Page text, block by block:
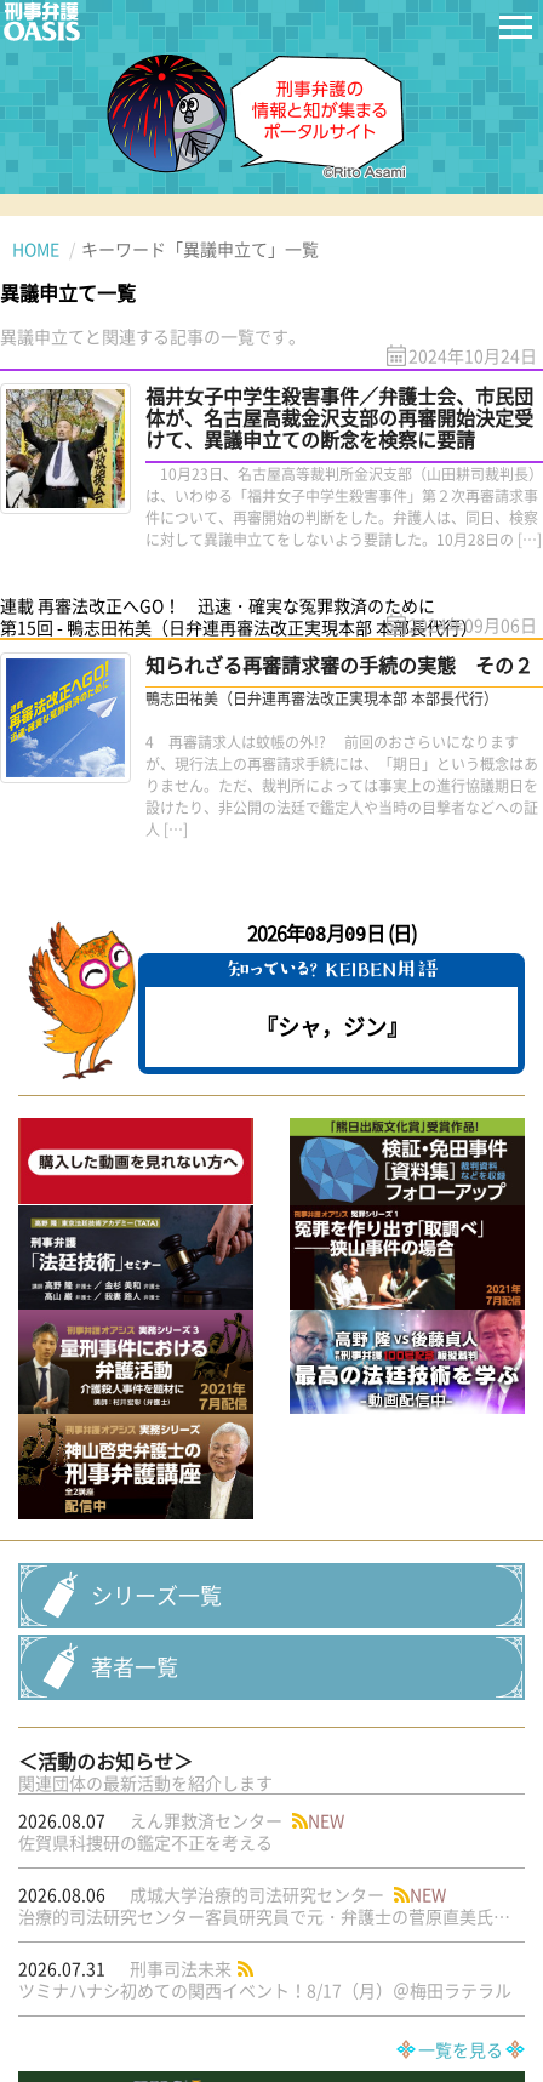
HOME キーワード「異議申立て」一覧
異議申立て一覧
異議申立てと関連する記事の一覧です。
2024年10月24日
福井女子中学生殺害事件／弁護士会、市民団
体が、名古屋高裁金沢支部の再審開始決定受
けて、異議申立ての断念を検察に要請
10月23日、名古屋高等裁判所金沢支部（山田耕司裁判長）
は、いわゆる「福井女子中学生殺害事件」第２次再審請求事
件について、再審開始の判断をした。弁護人は、同日、検察
に対して異議申立てをしないよう要請した。10月28日の […]
連載 再審法改正へGO！ 迅速・確実な冤罪救済のために
第15回 - 鴨志田祐美（日弁連再審法改正実現本部 本部長代行）
2024年09月06日
知られざる再審請求審の手続の実態 その２
鴨志田祐美（日弁連再審法改正実現本部 本部長代行）
4 再審請求人は蚊帳の外!? 前回のおさらいになります
が、現行法上の再審請求手続には、「期日」という概念はあ
りません。ただ、裁判所によっては事実上の進行協議期日を
設けたり、非公開の法廷で鑑定人や当時の目撃者などへの証
人 […]
2026年08月09日 (日)
『シャ，ジン』
シリーズ一覧
著者一覧
＜活動のお知らせ＞
関連団体の最新活動を紹介します
2026.08.07
えん罪救済センター
NEW
佐賀県科捜研の鑑定不正を考える
2026.08.06 成城大学治療的司法研究センター
NEW
治療的司法研究センター客員研究員で元・弁護士の菅原直美氏の論文が公刊されました
2026.07.31
刑事司法未来
ツミナハナシ初めての関西イベント！8/17（月）＠梅田ラテラル
一覧を見る